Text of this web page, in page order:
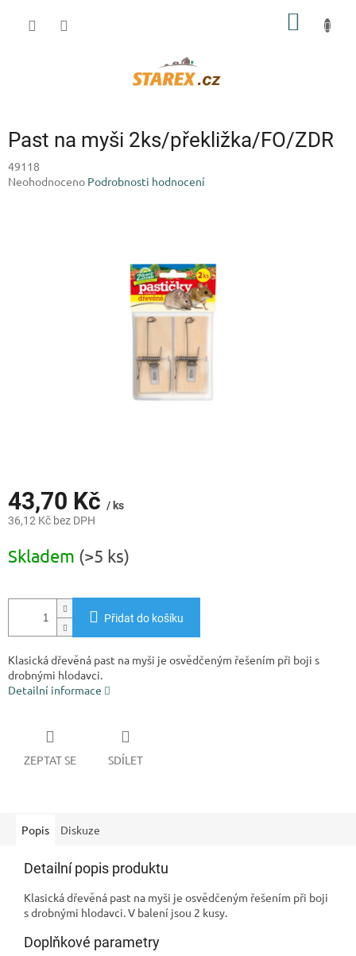
Past na myši 2ks/překližka/FO/ZDR
49118
Průměrné
Neohodnoceno Podrobnosti hodnocení
43,70 Kč / ks
36,12 Kč bez DPH
cena:
Skladem (>5 ks)
Přidat do košíku
Klasická dřevěná past na myši je osvědčeným řešením při boji s
drobnými hlodavci.
Detailní informace
ZEPTAT SE SDÍLET
Popis Diskuze
Detailní popis produktu
Klasická dřevěná past na myši je osvědčeným řešením při boji
s drobnými hlodavci. V balení jsou 2 kusy.
Doplňkové parametry